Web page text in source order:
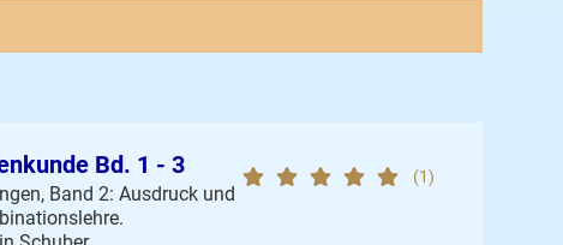
(1)
Bd. 1 - 3
Band 2: Ausdruck und